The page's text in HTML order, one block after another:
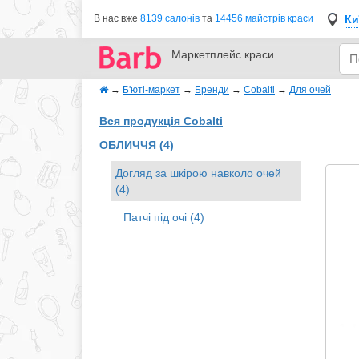
В нас вже 8139 салонів та 14456 майстрів краси
Маркетплейс краси
→ Б'юті-маркет → Бренди → Cobalti → Для очей
Вся продукція Cobalti
ОБЛИЧЧЯ (4)
Догляд за шкірою навколо очей
(4)
Патчі під очі (4)